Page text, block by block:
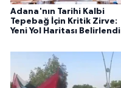
Adana'nın Tarihi Kalbi
Tepebağ İçin Kritik Zirve:
Yeni Yol Haritası Belirlendi